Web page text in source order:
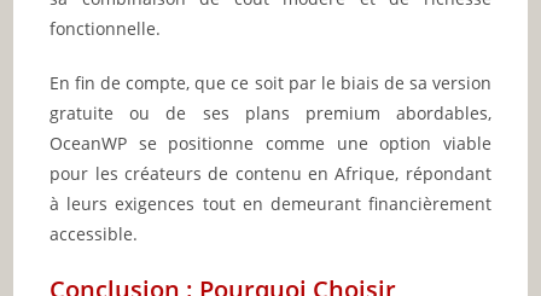
fonctionnelle.
En fin de compte, que ce soit par le biais de sa version
gratuite ou de ses plans premium abordables,
OceanWP se positionne comme une option viable
pour les créateurs de contenu en Afrique, répondant
à leurs exigences tout en demeurant financièrement
accessible.
Conclusion : Pourquoi Choisir